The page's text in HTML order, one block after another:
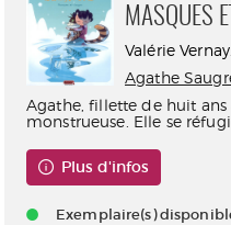
MASQUES
Valérie
Agathe
Agathe, fillette de huit
monstrueuse. Elle se
Plus d'infos
Exemplaire(s)